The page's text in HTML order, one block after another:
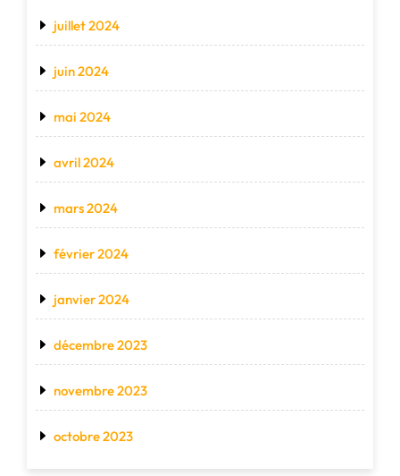
juillet 2024
juin 2024
mai 2024
avril 2024
mars 2024
février 2024
janvier 2024
décembre 2023
novembre 2023
octobre 2023